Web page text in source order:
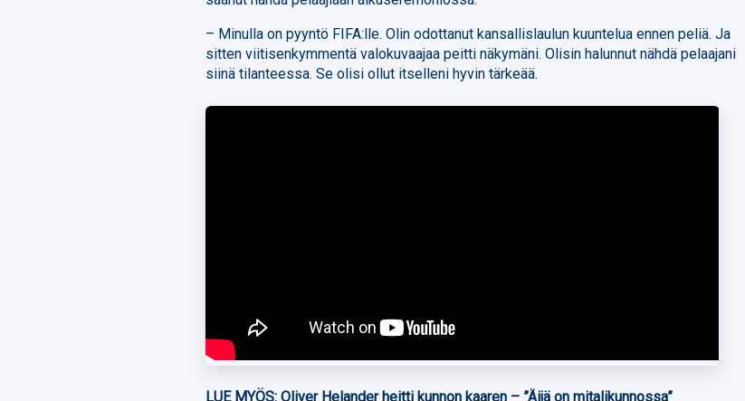
– Minulla on pyyntö FIFA:lle. Olin odottanut kansallislaulun kuuntelua ennen peliä. Ja
sitten viitisenkymmentä valokuvaajaa peitti näkymäni. Olisin halunnut nähdä pelaajani
siinä tilanteessa. Se olisi ollut itselleni hyvin tärkeää.
LUE MYÖS:Oliver Helander heitti kunnon kaaren – ”Äijä on mitalikunnossa”